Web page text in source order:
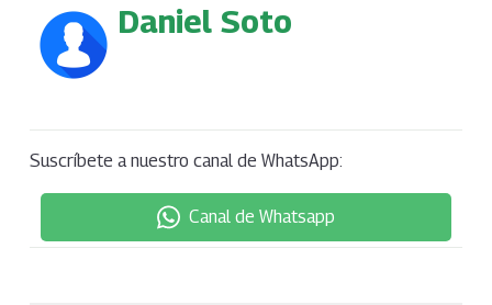
Daniel Soto
Suscríbete a nuestro canal de WhatsApp:
Canal de Whatsapp